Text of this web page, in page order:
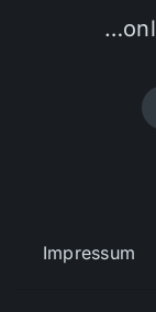
Impressum